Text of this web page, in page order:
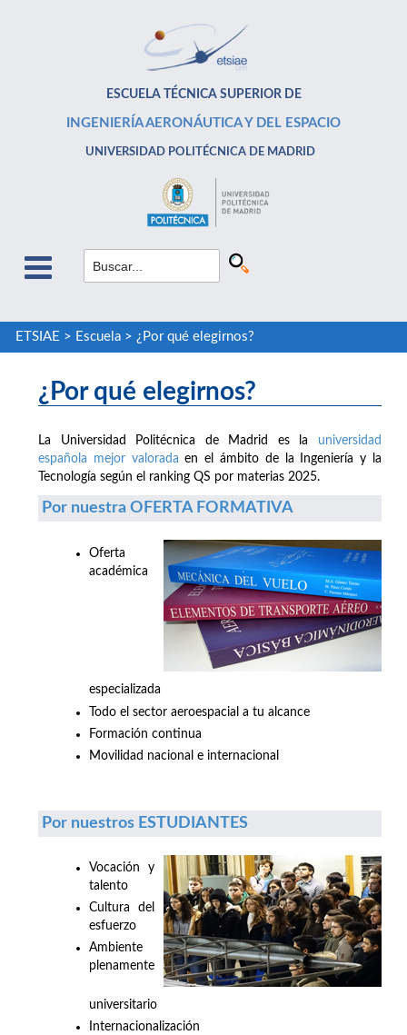
ESCUELA TÉCNICA SUPERIOR DE
INGENIERÍA AERONÁUTICA Y DEL ESPACIO
UNIVERSIDAD POLITÉCNICA DE MADRID
ETSIAE > Escuela> ¿Por qué elegirnos?
¿Por qué elegirnos?
La Universidad Politécnica de Madrid es la universidad
española mejor valorada en el ámbito de la Ingeniería y la
Tecnología según el ranking QS por materias 2025.
Por nuestra OFERTA FORMATIVA
Oferta
académica
especializada
Todo el sector aeroespacial a tu alcance
Formación continua
Movilidad nacional e internacional
Por nuestros ESTUDIANTES
Vocación y
talento
Cultura del
esfuerzo
Ambiente
plenamente
universitario
Internacionalización